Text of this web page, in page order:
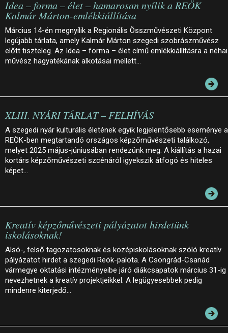
Idea – forma – élet – hamarosan nyílik a REÖK
Kalmár Márton-emlékkiállítása
Március 14-én megnyílik a Regionális Összművészeti Központ
legújabb tárlata, amely Kalmár Márton szegedi szobrászművész
előtt tiszteleg. Az Idea – forma – élet című emlékkiállításra a néhai
művész hagyatékának alkotásai mellett…
XLIII. NYÁRI TÁRLAT – FELHÍVÁS
A szegedi nyár kulturális életének egyik legjelentősebb eseménye a
REÖK-ben megtartandó országos képzőművészeti találkozó,
melyet 2025 május-júniusában rendezünk meg. A kiállítás a hazai
kortárs képzőművészeti szcénáról igyekszik átfogó és hiteles
képet…
Kreatív képzőművészeti pályázatot hirdetünk
iskolásoknak!
Alsó-, felső tagozatosoknak és középiskolásoknak szóló kreatív
pályázatot hirdet a szegedi Reök-palota. A Csongrád-Csanád
vármegye oktatási intézményeibe járó diákcsapatok március 31-ig
nevezhetnek a kreatív projektjeikkel. A legügyesebbek pedig
mindenre kiterjedő…